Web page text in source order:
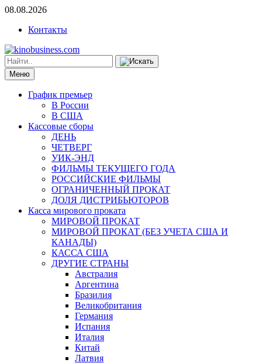
08.08.2026
Контакты
Меню
График премьер
В России
В США
Кассовые сборы
ДЕНЬ
ЧЕТВЕРГ
УИК-ЭНД
ФИЛЬМЫ ТЕКУЩЕГО ГОДА
РОССИЙСКИЕ ФИЛЬМЫ
ОГРАНИЧЕННЫЙ ПРОКАТ
ДОЛЯ ДИСТРИБЬЮТОРОВ
Касса мирового проката
МИРОВОЙ ПРОКАТ
МИРОВОЙ ПРОКАТ (БЕЗ УЧЕТА США И
КАНАДЫ)
КАССА США
ДРУГИЕ СТРАНЫ
Австралия
Аргентина
Бразилия
Великобритания
Германия
Испания
Италия
Китай
Латвия